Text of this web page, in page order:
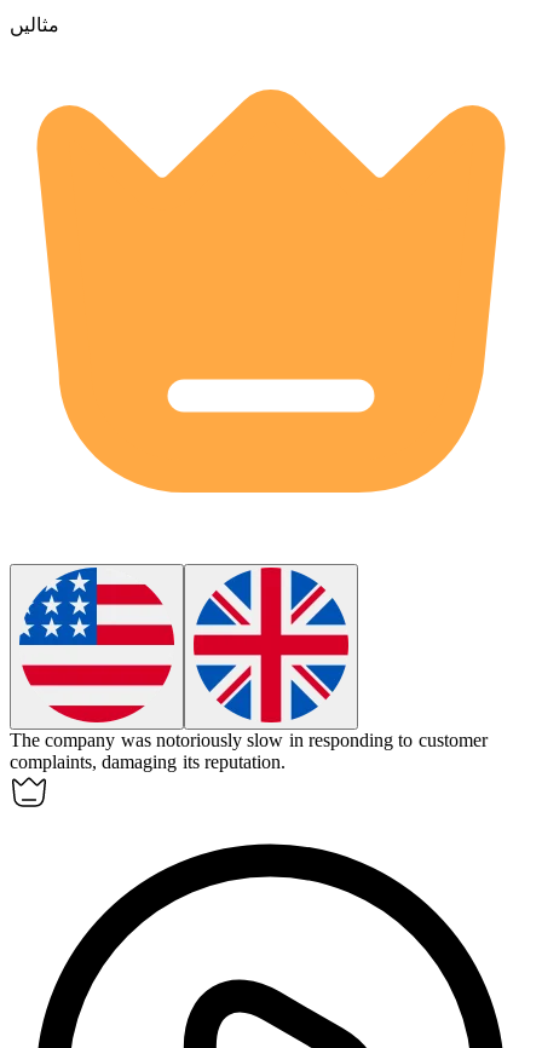
مثالیں
The company was notoriously slow in responding to customer
complaints, damaging its reputation.